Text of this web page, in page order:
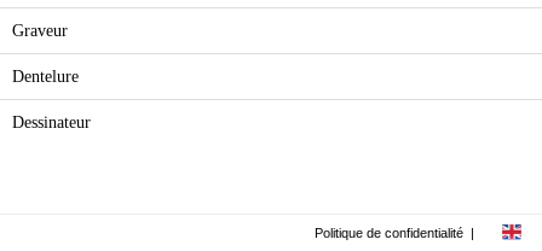
Graveur
Dentelure
Dessinateur
Politique de confidentialité |